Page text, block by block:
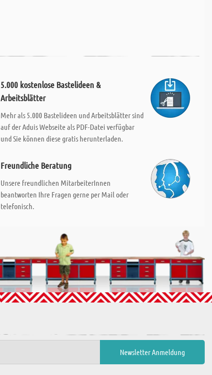
5.000 kostenlose Bastelideen &
Arbeitsblätter
Mehr als 5.000 Bastelideen und Arbeitsblätter sind
auf der Aduis Webseite als PDF-Datei verfügbar
und Sie können diese gratis herunterladen.
Freundliche Beratung
Unsere freundlichen MitarbeiterInnen
beantworten Ihre Fragen gerne per Mail oder
telefonisch.